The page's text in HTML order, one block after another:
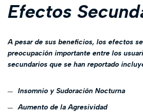
Efectos
A pesar de sus beneficios, los efectos
preocupación importante entre los
secundarios que se han reportado
Insomnio y Sudoración Nocturna
Aumento de la Agresividad